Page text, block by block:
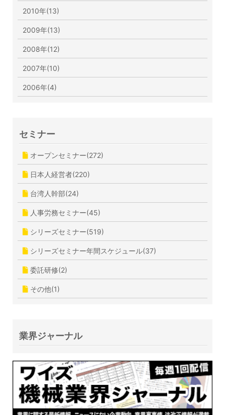
2010年(13)
2009年(13)
2008年(12)
2007年(10)
2006年(4)
セミナー
オープンセミナー(272)
日本人経営者(220)
台湾人幹部(24)
人事労務セミナー(45)
シリーズセミナー(519)
シリーズセミナー年間スケジュール(37)
委託研修(2)
その他(1)
業界ジャーナル